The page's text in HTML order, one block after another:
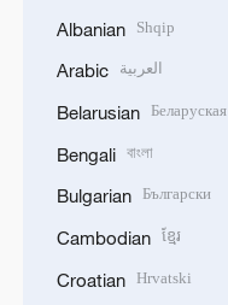
Albanian Shqip
Arabic العربية
Belarusian Беларуская
Bengali বাংলা
Bulgarian Български
Cambodian ខ្មែរ
Croatian Hrvatski